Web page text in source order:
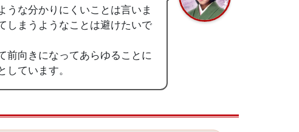
な分かりにくいことは言いま
しまうようなことは避けたいで
前向きになってあらゆることに
ています。